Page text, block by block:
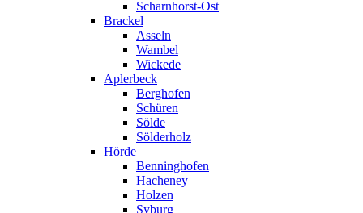
Scharnhorst-Ost
Brackel
Asseln
Wambel
Wickede
Aplerbeck
Berghofen
Schüren
Sölde
Sölderholz
Hörde
Benninghofen
Hacheney
Holzen
Syburg